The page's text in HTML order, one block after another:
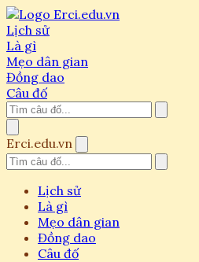
Lịch sử
Là gì
Mẹo dân gian
Đồng dao
Câu đố
Erci.edu.vn
Lịch sử
Là gì
Mẹo dân gian
Đồng dao
Câu đố